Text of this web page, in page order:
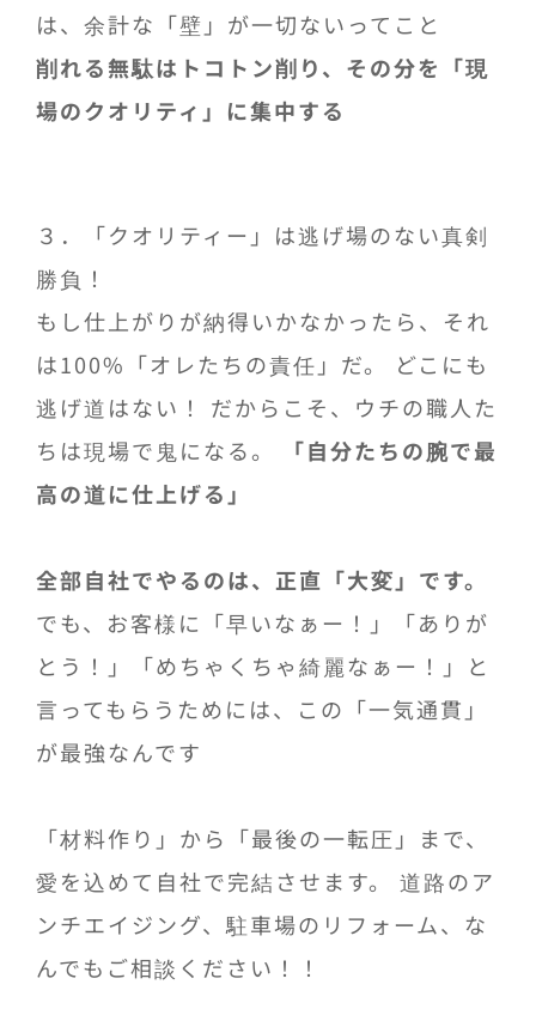
は、余計な「壁」が一切ないってこと
削れる無駄はトコトン削り、その分を「現
場のクオリティ」に集中する
３．「クオリティー」は逃げ場のない真剣
勝負！
もし仕上がりが納得いかなかったら、それ
は100%「オレたちの責任」だ。 どこにも
逃げ道はない！ だからこそ、ウチの職人た
ちは現場で鬼になる。
「自分たちの腕で最
高の道に仕上げる」
全部自社でやるのは、正直「大変」です。
でも、お客様に「早いなぁー！」「ありが
とう！」「めちゃくちゃ綺麗なぁー！」と
言ってもらうためには、この「一気通貫」
が最強なんです
「材料作り」から「最後の一転圧」まで、
愛を込めて自社で完結させます。 道路のア
ンチエイジング、駐車場のリフォーム、な
んでもご相談ください！！